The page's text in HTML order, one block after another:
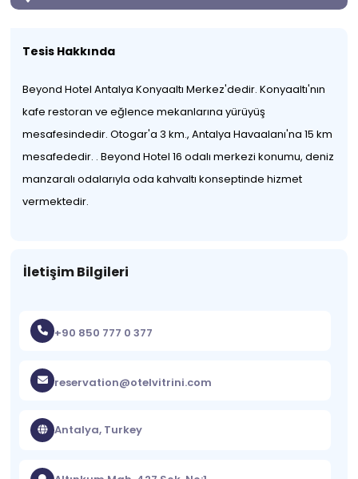
Tesis Hakkında
Beyond Hotel Antalya Konyaaltı Merkez'dedir. Konyaaltı'nın
kafe restoran ve eğlence mekanlarına yürüyüş
mesafesindedir. Otogar'a 3 km., Antalya Havaalanı'na 15 km
mesafededir. . Beyond Hotel 16 odalı merkezi konumu, deniz
manzaralı odalarıyla oda kahvaltı konseptinde hizmet
vermektedir.
İletişim Bilgileri
+90 850 777 0 377
reservation@otelvitrini.com
Antalya, Turkey